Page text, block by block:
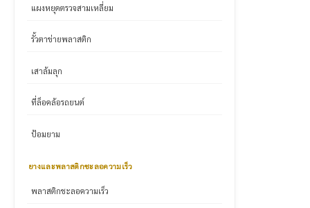
แผงหยุดตรวจสามเหลี่ยม
รั้วตาข่ายพลาสติก
เสาล้มลุก
ที่ล็อคล้อรถยนต์
ป้อมยาม
ยางและพลาสติกชะลอความเร็ว
พลาสติกชะลอความเร็ว